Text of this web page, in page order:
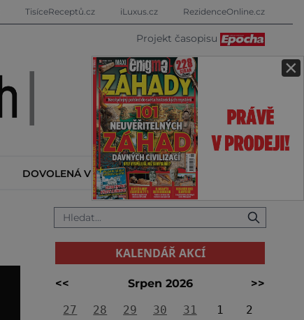
×
TisíceReceptů.cz iLuxus.cz RezidenceOnline.cz
Projekt časopisu
DOVOLENÁ V ZAHRANIČÍ KALENDÁŘ AKCÍ
KALENDÁŘ AKCÍ
<< Srpen 2026
>>
27
28 29 30 31 1
2